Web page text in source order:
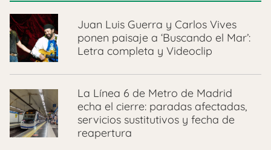
Juan Luis Guerra y Carlos Vives
ponen paisaje a ‘Buscando el Mar’:
Letra completa y Videoclip
La Línea 6 de Metro de Madrid
echa el cierre: paradas afectadas,
servicios sustitutivos y fecha de
reapertura